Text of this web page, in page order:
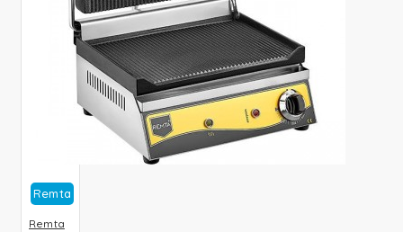
Remta
Remta